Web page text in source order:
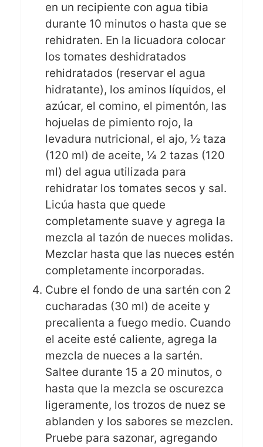
en un recipiente con agua tibia
durante 10 minutos o hasta que se
rehidraten. En la licuadora colocar
los tomates deshidratados
rehidratados (reservar el agua
hidratante), los aminos líquidos, el
azúcar, el comino, el pimentón, las
hojuelas de pimiento rojo, la
levadura nutricional, el ajo, 1⁄2 taza
(120 ml) de aceite, 1⁄4 2 tazas (120
ml) del agua utilizada para
rehidratar los tomates secos y sal.
Licúa hasta que quede
completamente suave y agrega la
mezcla al tazón de nueces molidas.
Mezclar hasta que las nueces estén
completamente incorporadas.
Cubre el fondo de una sartén con 2
cucharadas (30 ml) de aceite y
precalienta a fuego medio. Cuando
el aceite esté caliente, agrega la
mezcla de nueces a la sartén.
Saltee durante 15 a 20 minutos, o
hasta que la mezcla se oscurezca
ligeramente, los trozos de nuez se
ablanden y los sabores se mezclen.
Pruebe para sazonar, agregando